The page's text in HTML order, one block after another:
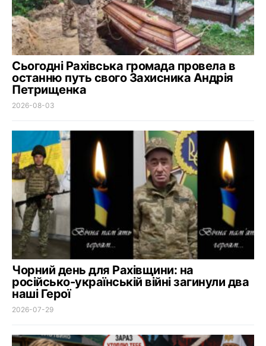
Сьогодні Рахівська громада провела в
останню путь свого Захисника Андрія
Петрищенка
2026-08-03
Чорний день для Рахівщини: на
російсько-українській війні загинули два
наші Герої
2026-07-29